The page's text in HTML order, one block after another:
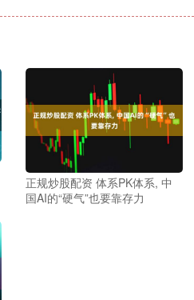
正规炒股配资 体系PK体系, 中
国AI的“硬气”也要靠存力